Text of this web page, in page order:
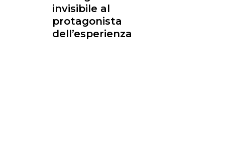
invisibile al
protagonista
dell’esperienza